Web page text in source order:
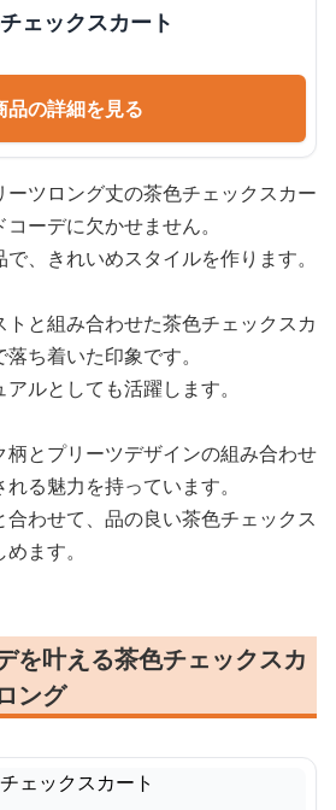
ェックスカート
品の詳細を見る
ーツロング丈の茶色チェックスカー
ーデに欠かせません。
、きれいめスタイルを作ります。
と組み合わせた茶色チェックスカ
ち着いた印象です。
ルとしても活躍します。
柄とプリーツデザインの組み合わせ
る魅力を持っています。
合わせて、品の良い茶色チェックス
ます。
を叶える茶色チェックスカ
ング